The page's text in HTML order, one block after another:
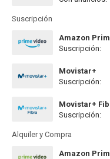
Suscripción
Amazon
Suscripción:
Movistar+
Disponible
Suscripción:
Movistar+
Disponible
Suscripción:
Alquiler y Compra
Amazon